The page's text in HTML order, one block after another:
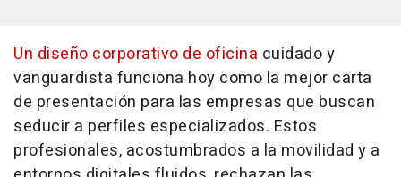
Un diseño corporativo de oficina cuidado y
vanguardista funciona hoy como la mejor carta
de presentación para las empresas que buscan
seducir a perfiles especializados. Estos
profesionales, acostumbrados a la movilidad y a